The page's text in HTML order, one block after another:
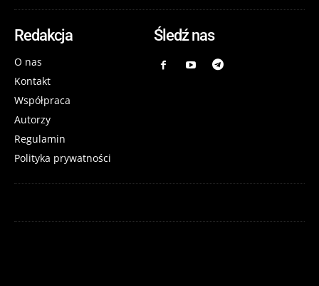
Redakcja
O nas
Kontakt
Współpraca
Autorzy
Regulamin
Polityka prywatności
Śledź nas